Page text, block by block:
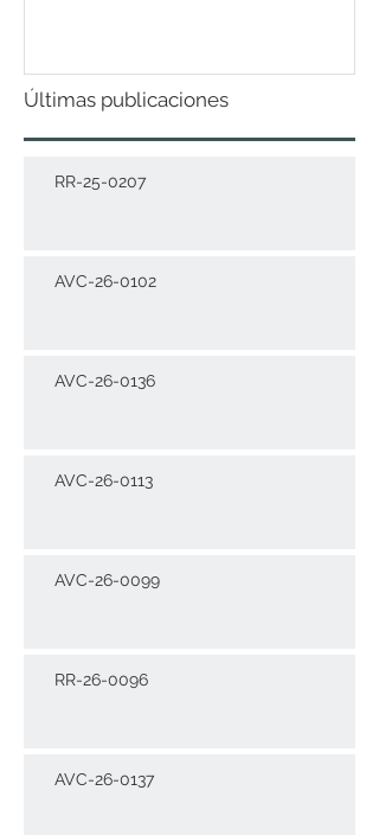
Últimas publicaciones
RR-25-0207
AVC-26-0102
AVC-26-0136
AVC-26-0113
AVC-26-0099
RR-26-0096
AVC-26-0137